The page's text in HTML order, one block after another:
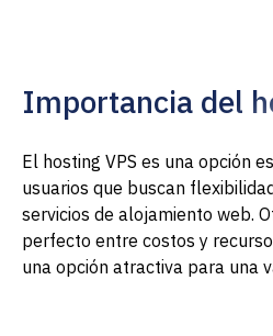
Importancia del
El hosting VPS es una opción
usuarios que buscan
servicios de alojamiento web.
perfecto entre costos y
una opción atractiva para una